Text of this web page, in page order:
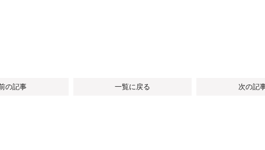
の記事 一覧に戻る 次の記